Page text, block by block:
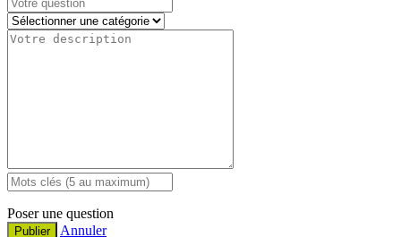
Poser une question
Publier Annuler